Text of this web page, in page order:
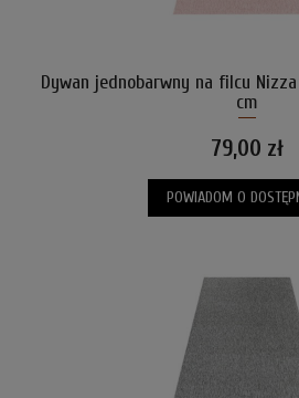
Dywan jednobarwny na filcu
cm
79,00 zł
POWIADOM O